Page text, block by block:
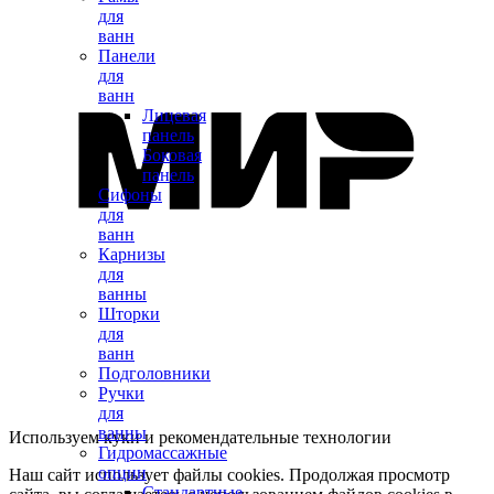
для
ванн
Панели
для
ванн
Лицевая
панель
Боковая
панель
Сифоны
для
ванн
Карнизы
для
ванны
Шторки
для
ванн
Подголовники
Ручки
для
ванны
Гидромассажные
опции
Используем куки и рекомендательные технологии
Наш сайт использует файлы cookies. Продолжая просмотр